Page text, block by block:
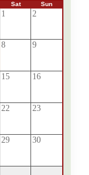
Sat Sun
1 2
8 9
15 16
22 23
29 30